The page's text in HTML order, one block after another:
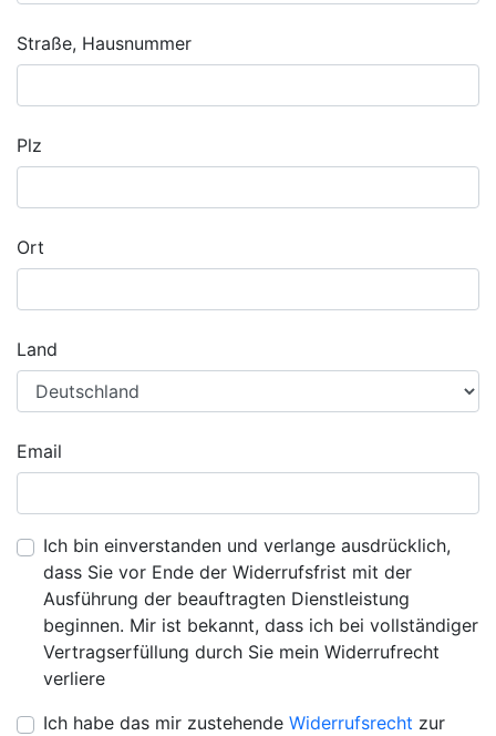
Straße, Hausnummer
Plz
Ort
Land
Email
Ich bin einverstanden und verlange ausdrücklich,
dass Sie vor Ende der Widerrufsfrist mit der
Ausführung der beauftragten Dienstleistung
beginnen. Mir ist bekannt, dass ich bei vollständiger
Vertragserfüllung durch Sie mein Widerrufrecht
verliere
Ich habe das mir zustehende Widerrufsrecht zur